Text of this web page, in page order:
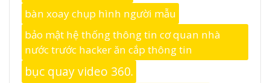
bàn xoay chụp hình người mẫu
bảo mật hệ thống thông tin cơ quan nhà
nước trước hacker ăn cắp thông tin
bục quay video 360.